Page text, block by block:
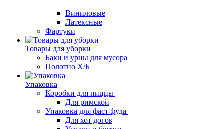
Виниловые
Латексные
Фартуки
Товары для уборки
Баки и урны для мусора
Полотно Х/Б
Упаковка
Коробки для пиццы
Для римской
Упаковка для фаст-фуда
Для хот догов